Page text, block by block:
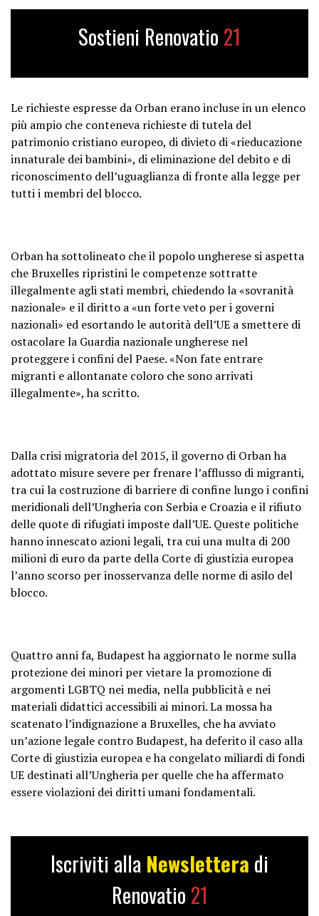
3. Restore the competences
unlawfully taken from nations.
4. National sovereignty and a…
— Orbán Viktor (@PM_ViktorOrban)
March 15, 2025
Sostieni Renovatio 21
Le richieste espresse da Orban erano incluse in un elenco
più ampio che conteneva richieste di tutela del
patrimonio cristiano europeo, di divieto di «rieducazione
innaturale dei bambini», di eliminazione del debito e di
riconoscimento dell’uguaglianza di fronte alla legge per
tutti i membri del blocco.
Orban ha sottolineato che il popolo ungherese si aspetta
che Bruxelles ripristini le competenze sottratte
illegalmente agli stati membri, chiedendo la «sovranità
nazionale» e il diritto a «un forte veto per i governi
nazionali» ed esortando le autorità dell’UE a smettere di
ostacolare la Guardia nazionale ungherese nel
proteggere i confini del Paese. «Non fate entrare
migranti e allontanate coloro che sono arrivati ​​
illegalmente», ha scritto.
Dalla crisi migratoria del 2015, il governo di Orban ha
adottato misure severe per frenare l’afflusso di migranti,
tra cui la costruzione di barriere di confine lungo i confini
meridionali dell’Ungheria con Serbia e Croazia e il rifiuto
delle quote di rifugiati imposte dall’UE. Queste politiche
hanno innescato azioni legali, tra cui una multa di 200
milioni di euro da parte della Corte di giustizia europea
l’anno scorso per inosservanza delle norme di asilo del
blocco.
Quattro anni fa, Budapest ha aggiornato le norme sulla
protezione dei minori per vietare la promozione di
argomenti LGBTQ nei media, nella pubblicità e nei
materiali didattici accessibili ai minori. La mossa ha
scatenato l’indignazione a Bruxelles, che ha avviato
un’azione legale contro Budapest, ha deferito il caso alla
Corte di giustizia europea e ha congelato miliardi di fondi
UE destinati all’Ungheria per quelle che ha affermato
essere violazioni dei diritti umani fondamentali.
Iscriviti alla Newslettera di
Renovatio 21